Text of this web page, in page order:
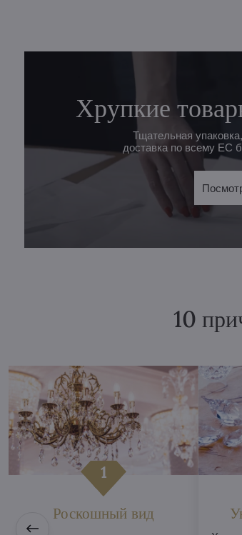
Хрупкие
Тщательная
доставка по всему ЕС
10
Роскошный вид